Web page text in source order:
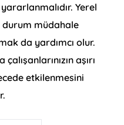
Yerel
durum müdahale
da yardımcı olur.
aşırı
etkilenmesini